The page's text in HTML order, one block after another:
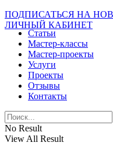
ПОДПИСАТЬСЯ НА
ЛИЧНЫЙ КАБИНЕТ
Статьи
Мастер-классы
Мастер-проекты
Услуги
Проекты
Отзывы
Контакты
No Result
View All Result